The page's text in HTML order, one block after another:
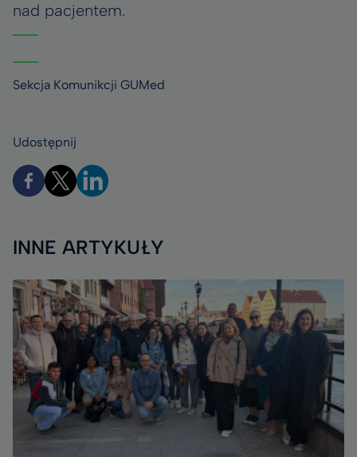
nad pacjentem.
Sekcja Komunikcji GUMed
Udostępnij
INNE ARTYKUŁY